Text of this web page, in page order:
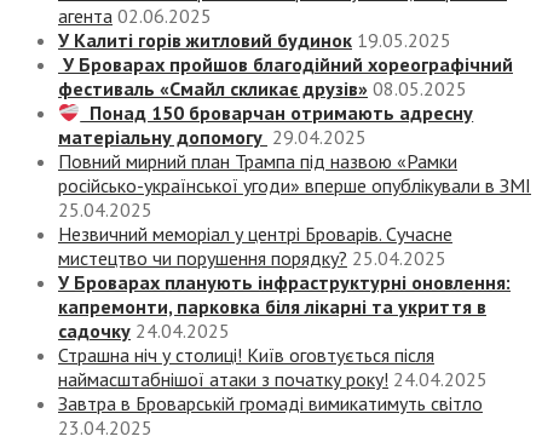
агента 02.06.2025
У Калиті горів житловий будинок 19.05.2025
У Броварах пройшов благодійний хореографічний
фестиваль «Смайл скликає друзів» 08.05.2025
Понад 150 броварчан отримають адресну
матеріальну допомогу 29.04.2025
Повний мирний план Трампа під назвою «‎Рамки
російсько-української угоди» вперше опублікували в ЗМІ
25.04.2025
Незвичний меморіал у центрі Броварів. Сучасне
мистецтво чи порушення порядку? 25.04.2025
У Броварах планують інфраструктурні оновлення:
капремонти, парковка біля лікарні та укриття в
садочку 24.04.2025
Страшна ніч у столиці! Київ оговтується після
наймасштабнішої атаки з початку року! 24.04.2025
Завтра в Броварській громаді вимикатимуть світло
23.04.2025